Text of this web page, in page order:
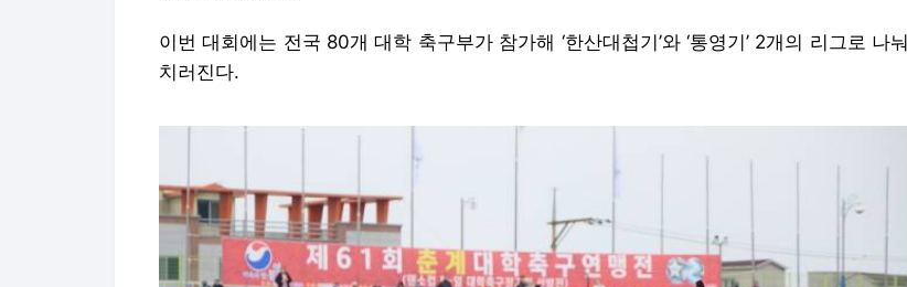
이번 대회에는 전국 80개 대학 축구부가 참가해 ‘한산대첩기’와 ‘통영기’ 2개의 리그로 나눠
치러진다.